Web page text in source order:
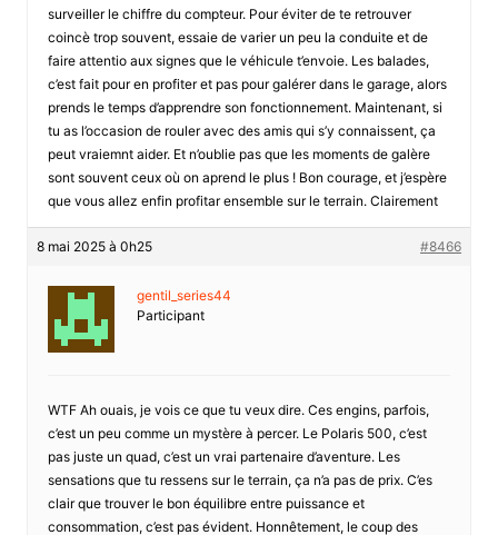
surveiller le chiffre du compteur. Pour éviter de te retrouver
coincè trop souvent, essaie de varier un peu la conduite et de
faire attentio aux signes que le véhicule t’envoie. Les balades,
c’est fait pour en profiter et pas pour galérer dans le garage, alors
prends le temps d’apprendre son fonctionnement. Maintenant, si
tu as l’occasion de rouler avec des amis qui s’y connaissent, ça
peut vraiemnt aider. Et n’oublie pas que les moments de galère
sont souvent ceux où on aprend le plus ! Bon courage, et j’espère
que vous allez enfin profitar ensemble sur le terrain. Clairement
8 mai 2025 à 0h25 #8466
gentil_series44
Participant
WTF Ah ouais, je vois ce que tu veux dire. Ces engins, parfois,
c’est un peu comme un mystère à percer. Le Polaris 500, c’est
pas juste un quad, c’est un vrai partenaire d’aventure. Les
sensations que tu ressens sur le terrain, ça n’a pas de prix. C’es
clair que trouver le bon équilibre entre puissance et
consommation, c’est pas évident. Honnêtement, le coup des